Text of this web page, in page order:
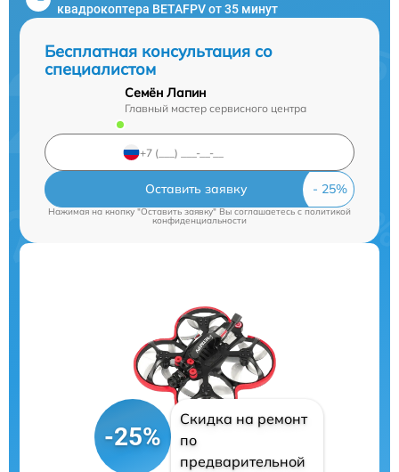
квадрокоптера BETAFPV от 35 минут
Бесплатная консультация со
специалистом
Семён Лапин
Главный мастер сервисного центра
Оставить заявку
Нажимая на кнопку "Оставить заявку" Вы соглашаетесь c политикой
конфиденциальности
-25%
Скидка на ремонт
по
предварительной